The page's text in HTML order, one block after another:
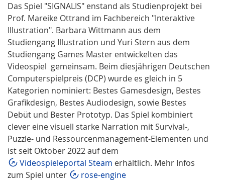
Das Spiel "SIGNALIS" enstand als Studienprojekt bei
Prof. Mareike Ottrand im Fachbereich "Interaktive
Illustration". Barbara Wittmann aus dem
Studiengang Illustration und Yuri Stern aus dem
Studiengang Games Master entwickelten das
Videospiel gemeinsam. Beim diesjährigen Deutschen
Computerspielpreis (DCP) wurde es gleich in 5
Kategorien nominiert: Bestes Gamesdesign, Bestes
Grafikdesign, Bestes Audiodesign, sowie Bestes
Debüt und Bester Prototyp. Das Spiel kombiniert
clever eine visuell starke Narration mit Survival-,
Puzzle- und Ressourcenmanagement-Elementen und
ist seit Oktober 2022 auf dem
Videospieleportal Steam erhältlich. Mehr Infos
zum Spiel unter
rose-engine